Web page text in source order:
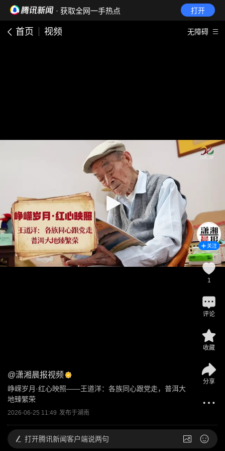
· 获取全网一手热点 打开
首页 视频 无障碍
@潇湘晨报视频
峥嵘岁月·红心映照——王道洋：各族同心跟党走，普洱大
地臻繁荣
2026-06-25 11:49 发布于湖南
关注
1
评论
收藏
分享
打开腾讯新闻客户端说两句